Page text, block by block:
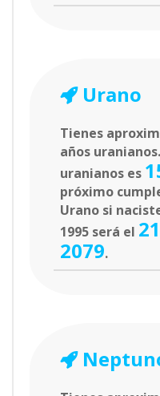
Urano
Tienes
años
uranianos es
próximo
Urano si
1995 será el
2079.